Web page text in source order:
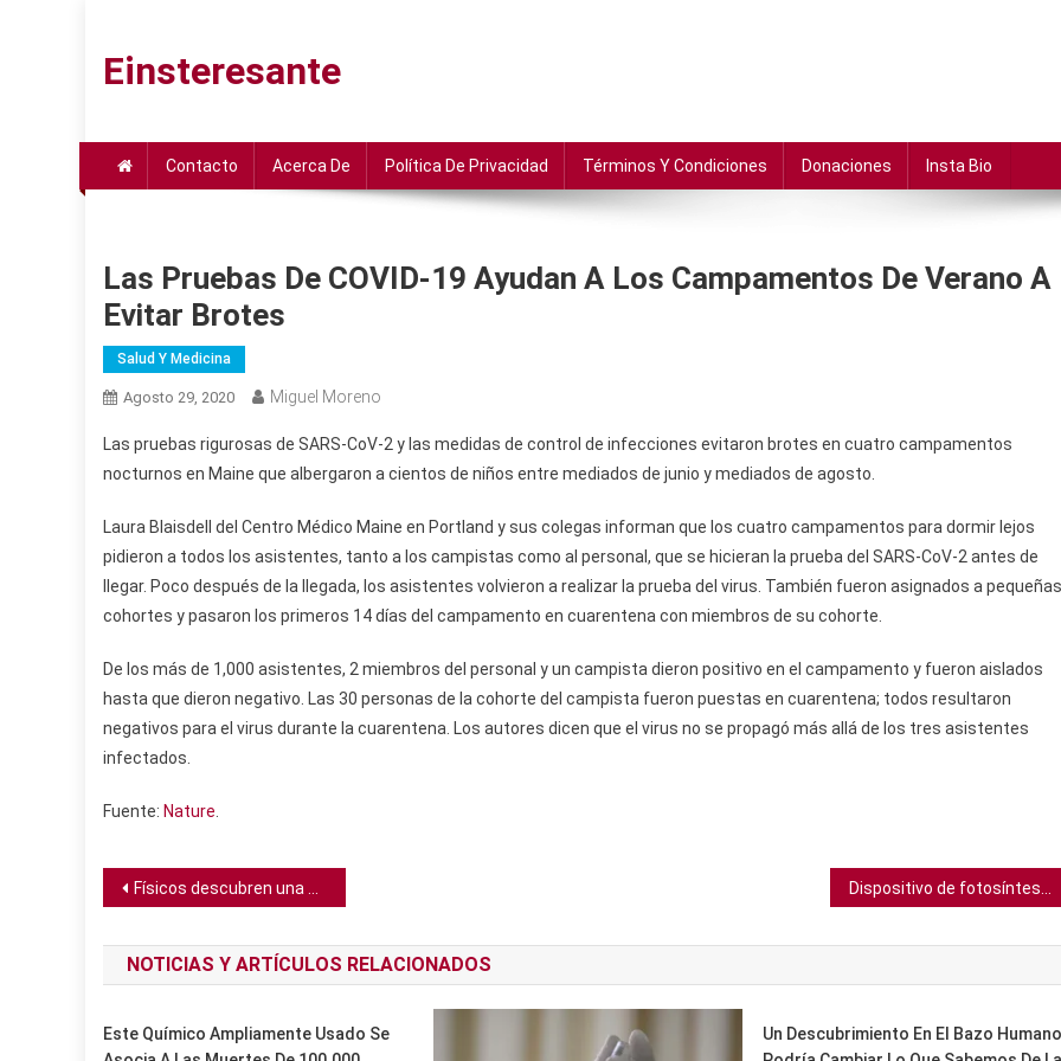
contenido
Einsteresante
Contacto Acerca De Política De Privacidad Términos Y Condiciones Donaciones Insta Bio
Las Pruebas De COVID-19 Ayudan A Los Campamentos De Verano A
Evitar Brotes
Salud Y Medicina
Agosto 29, 2020 Miguel Moreno
Las pruebas rigurosas de SARS-CoV-2 y las medidas de control de infecciones evitaron brotes en cuatro campamentos
nocturnos en Maine que albergaron a cientos de niños entre mediados de junio y mediados de agosto.
Laura Blaisdell del Centro Médico Maine en Portland y sus colegas informan que los cuatro campamentos para dormir lejos
pidieron a todos los asistentes, tanto a los campistas como al personal, que se hicieran la prueba del SARS-CoV-2 antes de
llegar. Poco después de la llegada, los asistentes volvieron a realizar la prueba del virus. También fueron asignados a pequeñas
cohortes y pasaron los primeros 14 días del campamento en cuarentena con miembros de su cohorte.
De los más de 1,000 asistentes, 2 miembros del personal y un campista dieron positivo en el campamento y fueron aislados
hasta que dieron negativo. Las 30 personas de la cohorte del campista fueron puestas en cuarentena; todos resultaron
negativos para el virus durante la cuarentena. Los autores dicen que el virus no se propagó más allá de los tres asistentes
infectados.
Fuente: Nature
Navegación
de
entradas
Físicos descubren una paradoja cuántica que siembra dudas sobre un pilar de la realidad
NOTICIAS Y ARTÍCULOS RELACIONADOS
Este Químico Ampliamente Usado Se
Un Descubrimiento En El Bazo Humano